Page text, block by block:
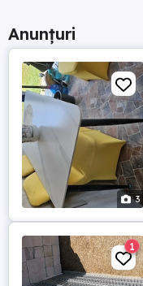
Anunțuri
3
1